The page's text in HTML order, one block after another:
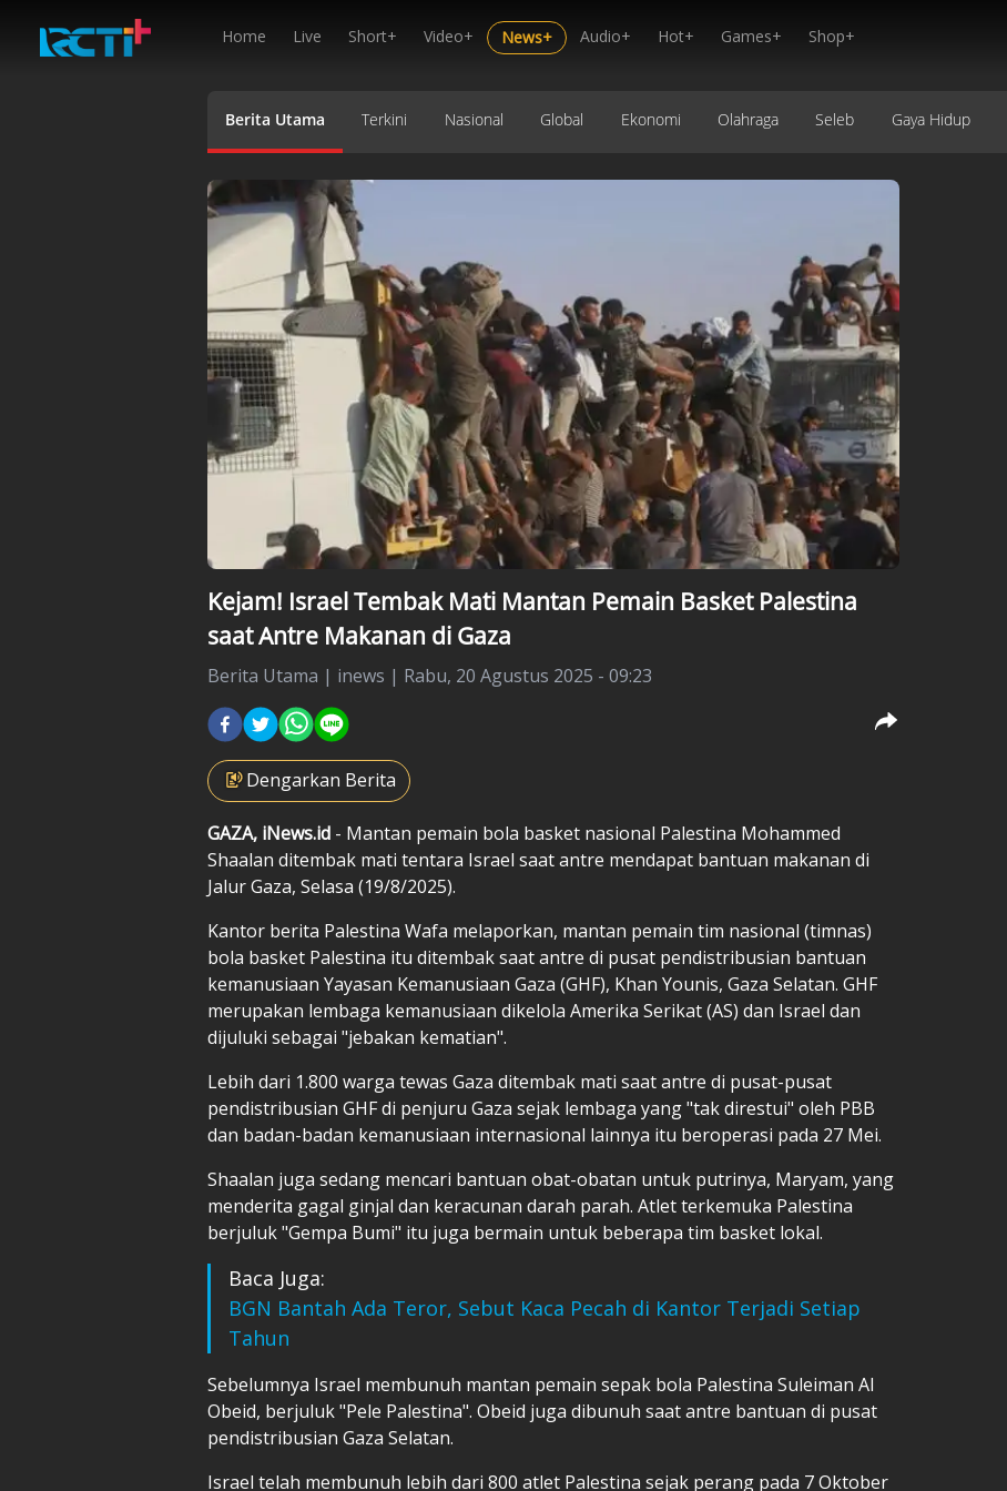
Home Live Short+ Video+ News+ Audio+ Hot+ Games+ Shop+
Berita Utama Terkini Nasional Global Ekonomi Olahraga Seleb Gaya Hidup
Kejam! Israel Tembak Mati Mantan Pemain Basket Palestina
saat Antre Makanan di Gaza
Berita Utama | inews | Rabu, 20 Agustus 2025 - 09:23
Dengarkan Berita
GAZA, iNews.id - Mantan pemain bola basket nasional Palestina Mohammed
Shaalan ditembak mati tentara Israel saat antre mendapat bantuan makanan di
Jalur Gaza, Selasa (19/8/2025).
Kantor berita Palestina Wafa melaporkan, mantan pemain tim nasional (timnas)
bola basket Palestina itu ditembak saat antre di pusat pendistribusian bantuan
kemanusiaan Yayasan Kemanusiaan Gaza (GHF), Khan Younis, Gaza Selatan. GHF
merupakan lembaga kemanusiaan dikelola Amerika Serikat (AS) dan Israel dan
dijuluki sebagai "jebakan kematian".
Lebih dari 1.800 warga tewas Gaza ditembak mati saat antre di pusat-pusat
pendistribusian GHF di penjuru Gaza sejak lembaga yang "tak direstui" oleh PBB
dan badan-badan kemanusiaan internasional lainnya itu beroperasi pada 27 Mei.
Shaalan juga sedang mencari bantuan obat-obatan untuk putrinya, Maryam, yang
menderita gagal ginjal dan keracunan darah parah. Atlet terkemuka Palestina
berjuluk "Gempa Bumi" itu juga bermain untuk beberapa tim basket lokal.
Baca Juga:
BGN Bantah Ada Teror, Sebut Kaca Pecah di Kantor Terjadi Setiap
Tahun
Sebelumnya Israel membunuh mantan pemain sepak bola Palestina Suleiman Al
Obeid, berjuluk "Pele Palestina". Obeid juga dibunuh saat antre bantuan di pusat
pendistribusian Gaza Selatan.
Israel telah membunuh lebih dari 800 atlet Palestina sejak perang pada 7 Oktober